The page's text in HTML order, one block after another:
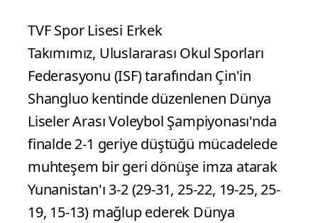
TVF Spor Lisesi Erkek
Takımımız, Uluslararası Okul Sporları
Federasyonu (ISF) tarafından Çin'in
Shangluo kentinde düzenlenen Dünya
Liseler Arası Voleybol Şampiyonası'nda
finalde 2-1 geriye düştüğü mücadelede
muhteşem bir geri dönüşe imza atarak
Yunanistan'ı 3-2 (29-31, 25-22, 19-25, 25-
19, 15-13) mağlup ederek Dünya